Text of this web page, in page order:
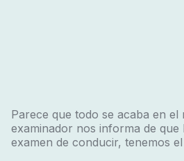
Parece que todo se acaba en el
examinador nos informa de que
examen de conducir, tenemos